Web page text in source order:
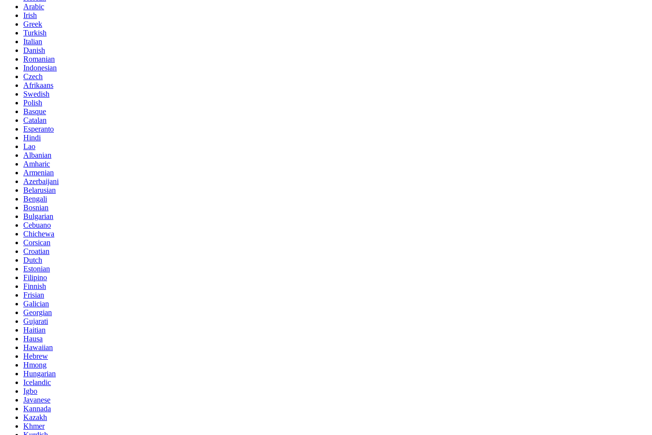
Arabic
Irish
Greek
Turkish
Italian
Danish
Romanian
Indonesian
Czech
Afrikaans
Swedish
Polish
Basque
Catalan
Esperanto
Hindi
Lao
Albanian
Amharic
Armenian
Azerbaijani
Belarusian
Bengali
Bosnian
Bulgarian
Cebuano
Chichewa
Corsican
Croatian
Dutch
Estonian
Filipino
Finnish
Frisian
Galician
Georgian
Gujarati
Haitian
Hausa
Hawaiian
Hebrew
Hmong
Hungarian
Icelandic
Igbo
Javanese
Kannada
Kazakh
Khmer